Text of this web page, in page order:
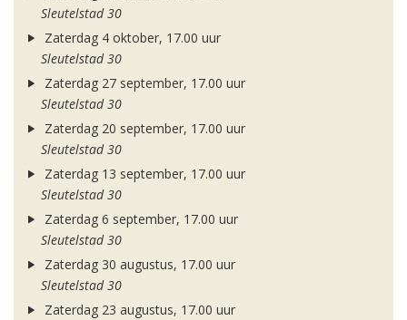
Sleutelstad 30
Zaterdag 4 oktober, 17.00 uur
Sleutelstad 30
Zaterdag 27 september, 17.00 uur
Sleutelstad 30
Zaterdag 20 september, 17.00 uur
Sleutelstad 30
Zaterdag 13 september, 17.00 uur
Sleutelstad 30
Zaterdag 6 september, 17.00 uur
Sleutelstad 30
Zaterdag 30 augustus, 17.00 uur
Sleutelstad 30
Zaterdag 23 augustus, 17.00 uur